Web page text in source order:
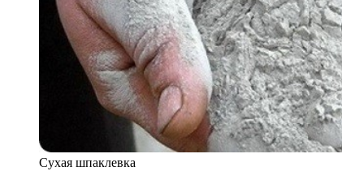
Сухая шпаклевка